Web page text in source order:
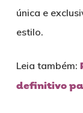
única e
estilo.
Leia também:
definitivo